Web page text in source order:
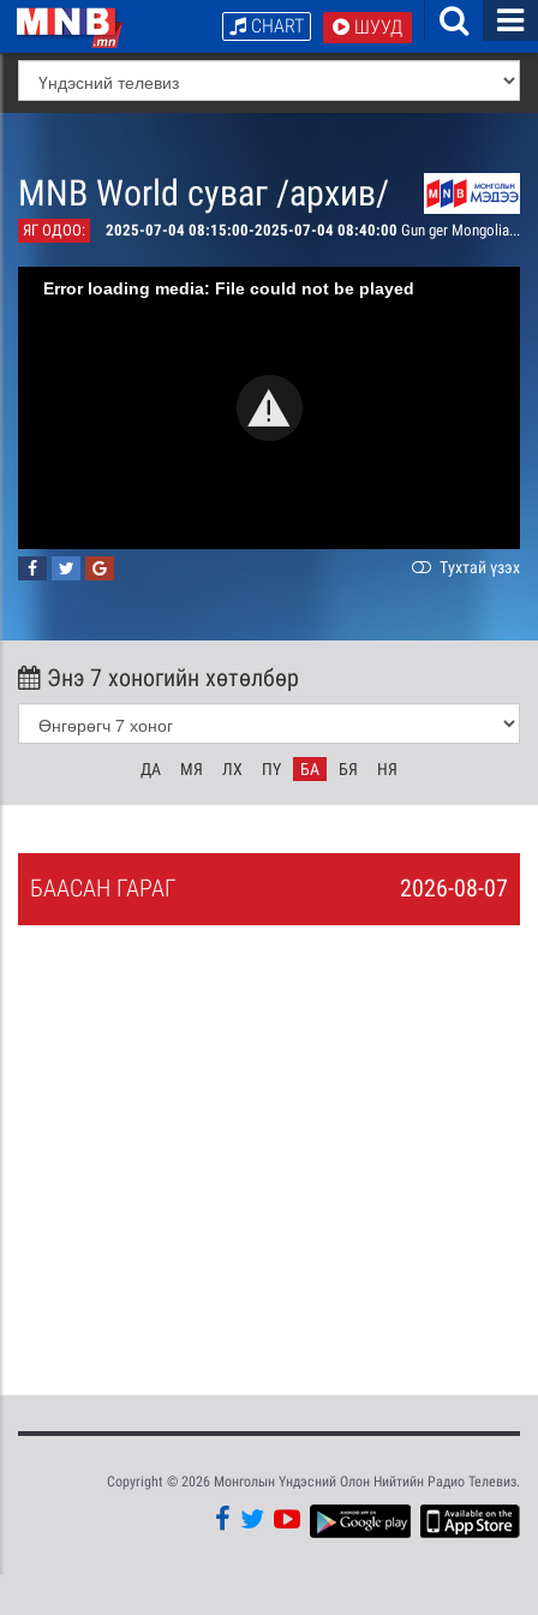
ШУУД
CHART
MNB World суваг /архив/
ЯГ ОДОО: 2025-07-04 08:15:00-2025-07-04 08:40:00 Gun ger Mongolian Melodies
Error loading media: File could not be played
Тухтай үзэх
Энэ 7 хоногийн хөтөлбөр
ДА МЯ ЛХ ПҮ БА БЯ НЯ
2026-08-07
БААСАН ГАРАГ
Copyright © 2026 Монголын Үндэсний Олон Нийтийн Радио Телевиз.